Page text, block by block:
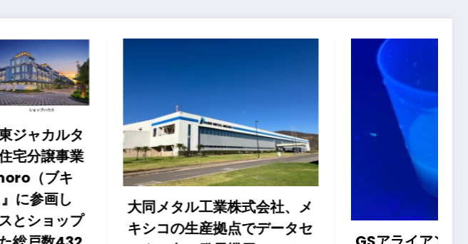
大同メタル工業株式会社、メ
キシコの生産拠点でデータセ